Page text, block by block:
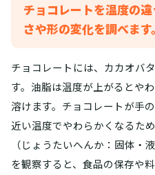
チョコレートを温度の
さや形の変化を調べます。
チョコレートには、カカオバ
す。油脂は温度が上がるとや
溶けます。チョコレートが手
近い温度でやわらかくなるた
（じょうたいへんか：固体・
を観察すると、食品の保存や